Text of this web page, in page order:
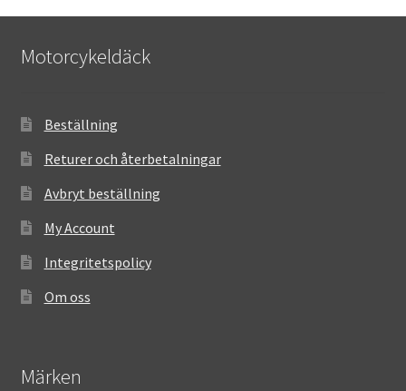
Motorcykeldäck
Beställning
Returer och återbetalningar
Avbryt beställning
My Account
Integritetspolicy
Om oss
Märken